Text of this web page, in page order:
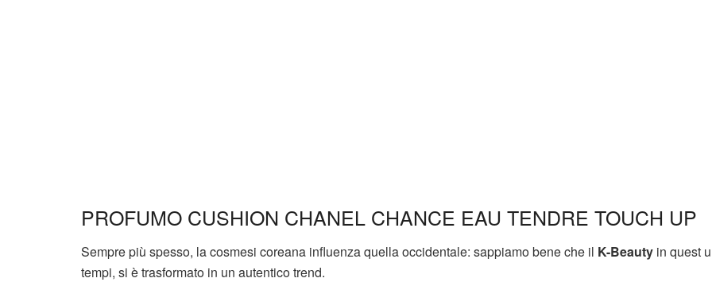
PROFUMO CUSHION CHANEL CHANCE EAU TENDRE TOUCH UP
Sempre più spesso, la cosmesi coreana influenza quella occidentale: sappiamo bene che il K-Beauty in quest
tempi, si è trasformato in un autentico trend.